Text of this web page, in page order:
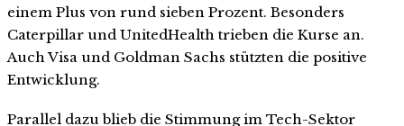
einem Plus von rund sieben Prozent. Besonders
Caterpillar und UnitedHealth trieben die Kurse an.
Auch Visa und Goldman Sachs stützten die positive
Entwicklung.
Parallel dazu blieb die Stimmung im Tech-Sektor